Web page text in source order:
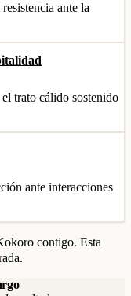
ante la
trato cálido sostenido
ante interacciones
contigo. Esta